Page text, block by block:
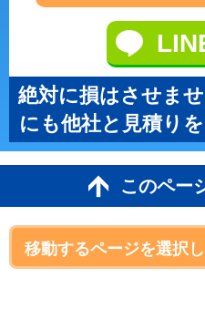
絶対に損はさせま
にも他社と見積り
このペー